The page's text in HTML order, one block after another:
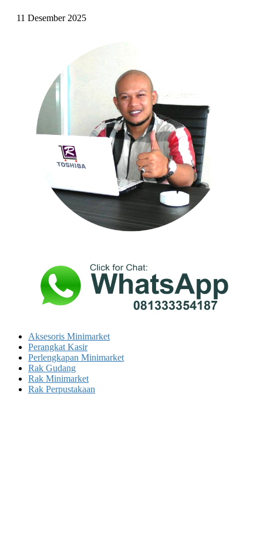
11 Desember 2025
Aksesoris Minimarket
Perangkat Kasir
Perlengkapan Minimarket
Rak Gudang
Rak Minimarket
Rak Perpustakaan